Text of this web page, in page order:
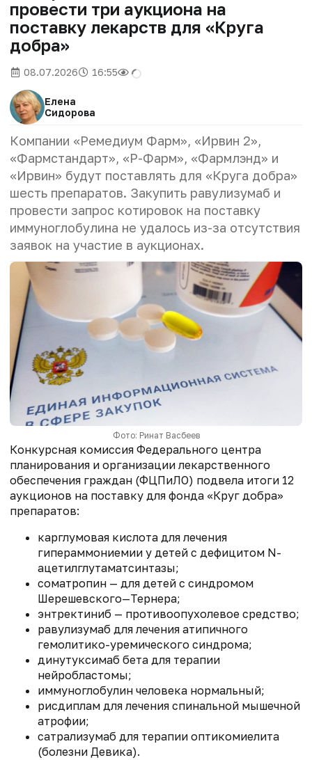
провести три аукциона на
поставку лекарств для «Круга
добра»
08.07.2026 16:55
Елена
Сидорова
Компании «Ремедиум Фарм», «Ирвин 2»,
«Фармстандарт», «Р-Фарм», «Фармлэнд» и
«Ирвин» будут поставлять для «Круга добра»
шесть препаратов. Закупить равулизумаб и
провести запрос котировок на поставку
иммуноглобулина не удалось из-за отсутствия
заявок на участие в аукционах.
Фото: Ринат Васбеев
Конкурсная комиссия Федерального центра
планирования и организации лекарственного
обеспечения граждан (ФЦПиЛО) подвела итоги 12
аукционов на поставку для фонда «Круг добра»
препаратов:
карглумовая кислота для лечения
гипераммониемии у детей с дефицитом N-
ацетилглутаматсинтазы;
соматропин — для детей с синдромом
Шерешевского—Тернера;
энтректиниб — противоопухолевое средство;
равулизумаб для лечения атипичного
гемолитико-уремического синдрома;
динутуксимаб бета для терапии
нейробластомы;
иммуноглобулин человека нормальный;
рисдиплам для лечения спинальной мышечной
атрофии;
сатрализумаб для терапии оптикомиелита
(болезни Девика).